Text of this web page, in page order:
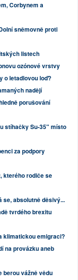
Corbynem a
sněmovně proti
listech
ozónové vrstvy
o letadlovou loď?
nadějí
porušování
stíhačky Su-35" místo
za podpory
kterého rodiče se
se, absolutně děsivý...
tvrdého brexitu
klimatickou emigraci?
na provázku aneb
berou vážně vědu